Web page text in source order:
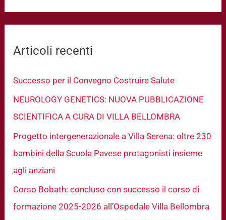
a
Articoli recenti
Successo per il Convegno Costruire Salute
NEUROLOGY GENETICS: NUOVA PUBBLICAZIONE
SCIENTIFICA A CURA DI VILLA BELLOMBRA
Progetto intergenerazionale a Villa Serena: oltre 230
bambini della Scuola Pavese protagonisti insieme
agli anziani
Corso Bobath: concluso con successo il corso di
formazione 2025-2026 all’Ospedale Villa Bellombra